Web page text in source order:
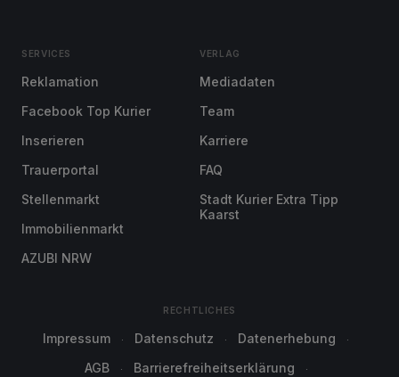
SERVICES
Reklamation
Facebook Top Kurier
Inserieren
Trauerportal
Stellenmarkt
Immobilienmarkt
AZUBI NRW
VERLAG
Mediadaten
Team
Karriere
FAQ
Stadt Kurier Extra Tipp
Kaarst
RECHTLICHES
Impressum Datenschutz
Datenerhebung
AGB
Barrierefreiheitserklärung